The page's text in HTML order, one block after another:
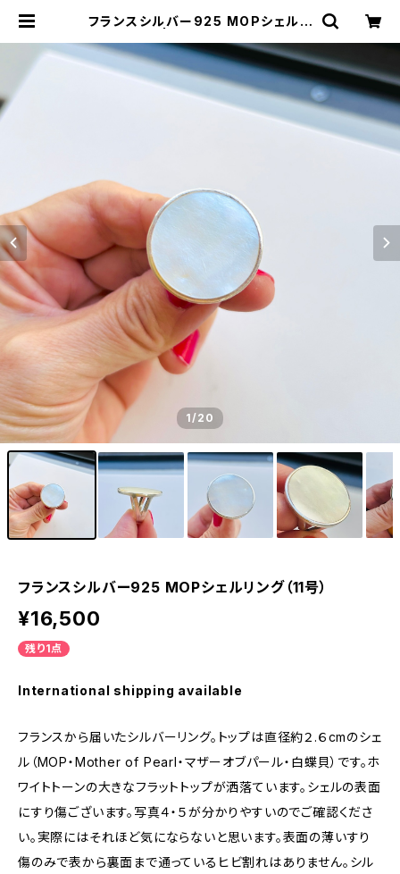
フランスシルバー925 MOPシェルリ
ntage
1/20
フランスシルバー925 MOPシェルリング（11号）
¥16,500
残り1点
International shipping available
フランスから届いたシルバーリング。トップは直径約２.６cmのシェ
ル（MOP・Mother of Pearl・マザーオブパール・白蝶貝）です。ホ
ワイトトーンの大きなフラットトップが洒落ています。シェルの表面
にすり傷ございます。写真４・５が分かりやすいのでご確認くださ
い。実際にはそれほど気にならないと思います。表面の薄いすり
傷のみで表から裏面まで通っているヒビ割れはありません。シル